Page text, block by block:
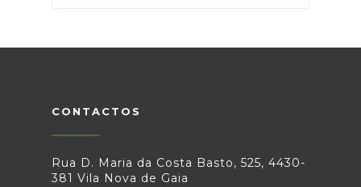
CONTACTOS
Rua D. Maria da Costa Basto, 525, 4430-
381 Vila Nova de Gaia